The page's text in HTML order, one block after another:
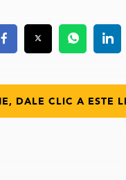
DALE CLIC A ESTE